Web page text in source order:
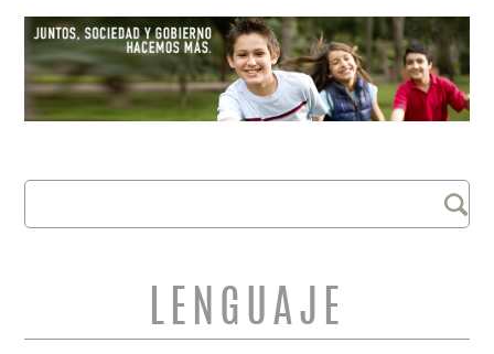
FORMULARIO DE
BÚSQUEDA
Buscar
LENGUAJE